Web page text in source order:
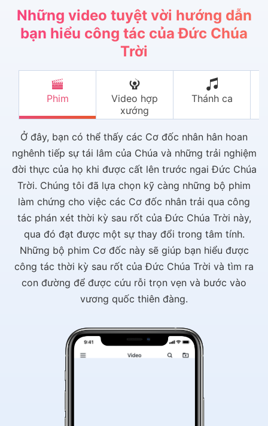
Những video tuyệt vời hướng dẫn
bạn hiểu công tác của Đức Chúa
Trời
Phim
Video hợp
xướng
Thánh ca
Ở đây, bạn có thể thấy các Cơ đốc nhân hân hoan
nghênh tiếp sự tái lâm của Chúa và những trải nghiệm
đời thực của họ khi được cất lên trước ngai Đức Chúa
Trời. Chúng tôi đã lựa chọn kỹ càng những bộ phim
làm chứng cho việc các Cơ đốc nhân trải qua công
tác phán xét thời kỳ sau rốt của Đức Chúa Trời này,
qua đó đạt được một sự thay đổi trong tâm tính.
Những bộ phim Cơ đốc này sẽ giúp bạn hiểu được
công tác thời kỳ sau rốt của Đức Chúa Trời và tìm ra
con đường để được cứu rỗi trọn vẹn và bước vào
vương quốc thiên đàng.